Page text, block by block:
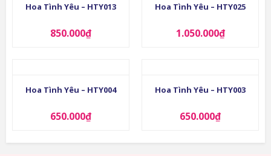
Hoa Tình Yêu – HTY013
850.000₫
Hoa Tình Yêu – HTY025
1.050.000₫
Hoa Tình Yêu – HTY004
650.000₫
Hoa Tình Yêu – HTY003
650.000₫